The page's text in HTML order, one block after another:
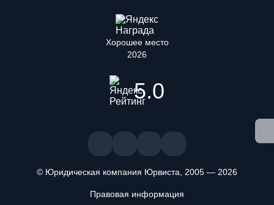
Хорошее место
2026
5.0
© Юридическая компания Юрвиста, 2005 — 2026
Правовая информация